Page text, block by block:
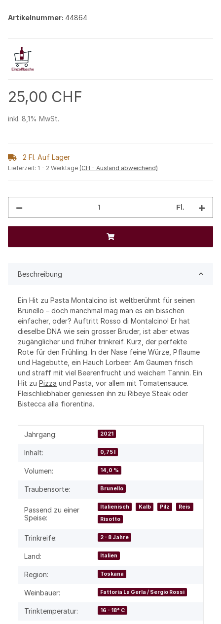
Artikelnummer: 44864
25,00 CHF
inkl. 8,1% MwSt.
2 Fl. Auf Lager
Lieferzeit: 1 - 2 Werktage (CH - Ausland abweichend)
Fl.
Beschreibung
Ein Hit zu Pasta Montalcino ist weltberühmt für seinen
Brunello – doch manchmal mag man es ein bisschen
einfacher, oder? Auftritt Rosso di Montalcino! Er hat
dieselbe DNA wie sein grosser Bruder, ist aber etwas
zugänglicher und früher trinkreif. Kurz, der perfekte
Rote für den Frühling. In der Nase feine Würze, Pflaume
und Hagebutte, ein Hauch Lorbeer. Am Gaumen frisch
und straff mit viel Beerenfrucht und weichem Tannin. Ein
Hit zu Pizza und Pasta, vor allem mit Tomatensauce.
Fleischliebhaber geniessen ihn zu Ribeye Steak oder
Bistecca alla fiorentina.
Produkteigenschaft
Wert
Jahrgang: 2021
Inhalt: 0,75 l
Volumen: 14,0 %
Traubensorte: Brunello
Passend zu einer
Speise:
Italienisch Kalb Pilz
Reis
Risotto
Trinkreife: 2 - 8 Jahre
Land: Italien
Region: Toskana
Weinbauer: Fattoria La Gerla / Sergio Rossi
Trinktemperatur: 16 - 18° C